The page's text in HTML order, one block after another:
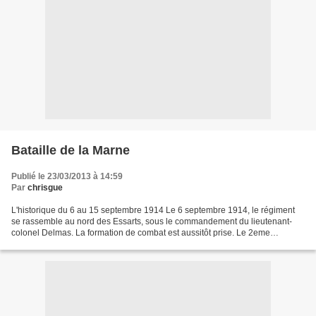
Bataille de la Marne
Publié le 23/03/2013 à 14:59
Par chrisgue
L'historique du 6 au 15 septembre 1914 Le 6 septembre 1914, le régiment
se rassemble au nord des Essarts, sous le commandement du lieutenant-
colonel Delmas. La formation de combat est aussitôt prise. Le 2eme